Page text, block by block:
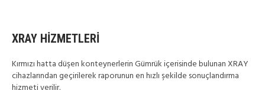
XRAY HİZMETLERİ
Kırmızı hatta düşen konteynerlerin Gümrük içerisinde bulunan XRAY
cihazlarından geçirilerek raporunun en hızlı şekilde sonuçlandırma